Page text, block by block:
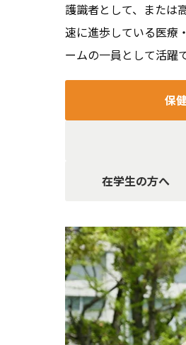
護識者として、または
速に進歩している医療
ームの一員として活躍
保
在学生の方へ